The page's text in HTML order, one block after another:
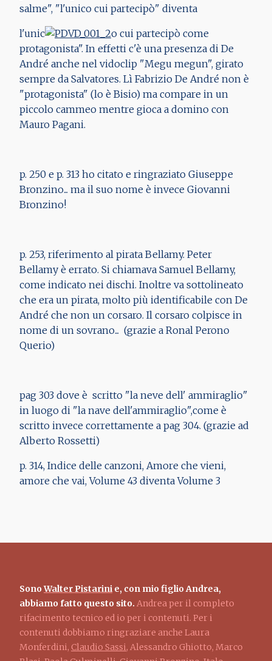
salme", "l'unico cui partecipò" diventa
l'unic
o cui partecipò come
protagonista". In effetti c'è una presenza di De
André anche nel vidoclip "Megu megun", girato
sempre da Salvatores. Lì Fabrizio De André non è
"protagonista" (lo è Bisio) ma compare in un
piccolo cammeo mentre gioca a domino con
Mauro Pagani.
p. 250 e p. 313 ho citato e ringraziato Giuseppe
Bronzino... ma il suo nome è invece Giovanni
Bronzino!
p. 253, riferimento al pirata Bellamy. Peter
Bellamy è errato. Si chiamava Samuel Bellamy,
come indicato nei dischi. Inoltre va sottolineato
che era un pirata, molto più identificabile con De
André che non un corsaro. Il corsaro colpisce in
nome di un sovrano... (grazie a Ronal Perono
Querio)
pag 303 dove è scritto "la neve dell' ammiraglio"
in luogo di "la nave dell'ammiraglio",come è
scritto invece correttamente a pag 304. (grazie ad
Alberto Rossetti)
p. 314, Indice delle canzoni, Amore che vieni,
amore che vai, Volume 43 diventa Volume 3
SonoWalter Pistarini e, con mio figlio Andrea,
abbiamo fatto questo sito. Andrea per il completo
rifacimento tecnico ed io per i contenuti. Per i
contenuti dobbiamo ringraziare anche Laura
Monferdini, Claudio Sassi, Alessandro Ghiotto, Marco